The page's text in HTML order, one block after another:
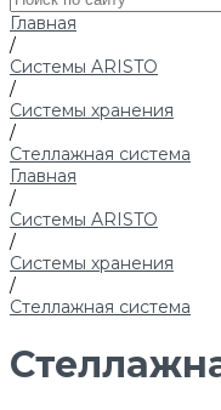
Главная
/
Системы ARISTO
/
Системы хранения
/
Стеллажная система
Главная
/
Системы ARISTO
/
Системы хранения
/
Стеллажная система